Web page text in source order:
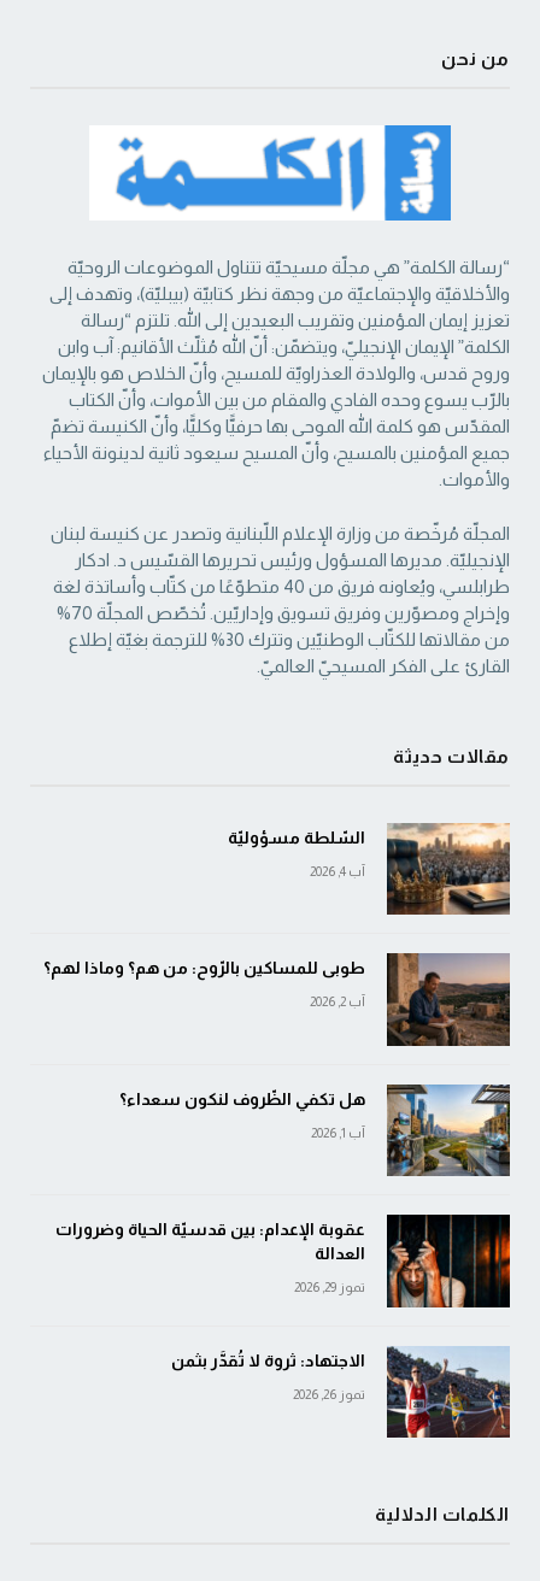
من نحن
“رسالة الكلمة” هي مجلّة مسيحيّة تتناول الموضوعات الروحيّة
والأخلاقيّة والإجتماعيّة من ‏وجهة نظر كتابيّة (بيبليّة)، وتهدف إلى
تعزيز إيمان المؤمنين وتقريب البعيدين إلى الله. تلتزم “رسالة
‏الكلمة” الإيمان الإنجيليّ، ويتضمّن: أنّ الله مُثلّث الأقانيم: آب وابن
وروح قدس، والولادة العذراويّة ‏للمسيح، وأنّ الخلاص هو بالإيمان
بالرّب يسوع وحده الفادي والمقام من بين الأموات، وأنّ الكتاب
‏المقدّس هو كلمة الله الموحى بها حرفيًّا وكليًّا، وأنّ الكنيسة تضمّ
جميع المؤمنين بالمسيح، وأنّ المسيح ‏سيعود ثانية لدينونة الأحياء
والأموات. ‏
المجلّة مُرخّصة من وزارة الإعلام اللّبنانية وتصدر عن كنيسة لبنان
الإنجيليّة. مديرها المسؤول ‏ورئيس تحريرها القسّيس د. ادكار
طرابلسي، ويُعاونه فريق من 40 متطوّعًا من كتّاب وأساتذة لغة
‏وإخراج ومصوّرين وفريق تسويق وإداريّين. تُخصّص المجلّة 70%
من مقالاتها للكتّاب الوطنيّين ‏وتترك 30% للترجمة بغيّة إطلاع
القارئ على الفكر المسيحيّ العالميّ.‏
مقالات حديثة
السّلطة مسؤوليّة
آب 4, 2026
طوبى للمساكين بالرّوح: من هم؟ وماذا لهم؟
آب 2, 2026
هل تكفي الظّروف لنكون سعداء؟
آب 1, 2026
عقوبة الإعدام: بين قدسيّة الحياة وضرورات
العدالة
تموز 29, 2026
الاجتهاد: ثروة لا تُقدَّر بثمن
تموز 26, 2026
الكلمات الدلالية